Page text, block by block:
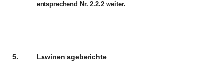
entsprechend Nr. 2.2.2 weiter.
5.
Lawinenlageberichte